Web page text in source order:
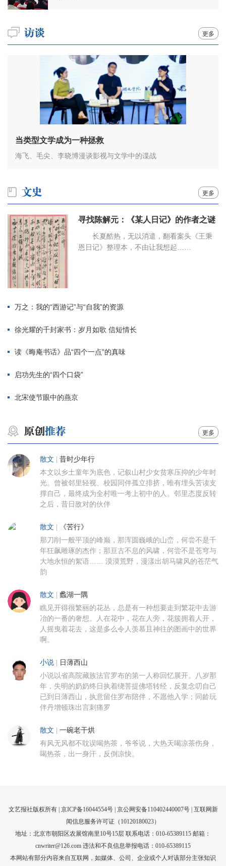
更多
当类型文学成为一种拯救
海飞、毛尖、李晓博漫谈影视与文学中的谍战
更多
寻找陈解元：《某人日记》的作者之谜
长夏酷热，无以消遣，翻看案头《王秉
恩日记》整理本，不由让我想起……
万之：我的“西游记”与“自我”的资源
徐光耀的千封家书：岁月如歌 信短情长
读《晦庵书话》品“四个一点”的真味
启功先生的“四个口袋”
北宋使节眼中的燕京
更多
散文 昔时少年行
本文以乡土童年为底色，记叙山村少女贫寒压抑的少年时
光。曾被邻里轻视、校园同伴孤立排挤，唯有埋头苦读支
撑自己，最终成为全村唯一考上初中的人。邻里态度反转
之后，昔日敌对的伙伴
散文 《苦行》
那刀削一般平顶的峰巅，那浑圆巍峨的山峦，何尝不是千
年狂飙雕琢的杰作；那亘古不息的风啸，何尝不是苍穹与
大地永恒的絮语…… 漠漠荒野，漫漾出胡马啸风的苍茫气
韵
散文 蠡湖一隅
瞧见开得很繁丽的花丛，总是有一种想要走到繁花中去游
冶的一番的奢想。人在花中，花在人旁，花簇拥着人开，
人摇曳着花去，这是多么令人羡慕且神往的图画中的世界
啊。
小说 日薄西山
小说以省高院藏族法官罗布的第一人称回忆展开。八岁那
年，失明的奶奶终日执着绕菩提佛塔转经，反复念叨自己
已到日薄西山，执意留住罗布陪伴，不愿他入学；同龄玩
伴丹增顿珠出言刺痛罗
散文 一碗老干烘
有风无风都不耽误喝热茶，爷爷说，大热天喝凉茶伤身，
喝热茶，出一身汗，反倒凉快。
文艺报社版权所有 | 京ICP备16044554号| 京公网安备110402440007号 | 互联网新
闻信息服务许可证（10120180023）
地址：北京市朝阳区农展馆南里10号15层 联系电话：010-65389115 邮箱：
cnwriter@126.com 违法和不良信息举报电话：010-65389115
本网站有部分内容来自互联网，如媒体、公司、企业或个人对该部分主张知识